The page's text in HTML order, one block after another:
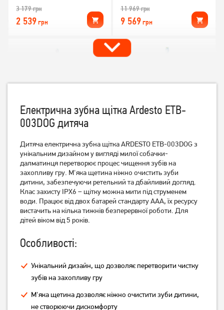
3 179грн
2 539грн
11 969грн
9 569грн
Зубна щітка Philips Sonicare
For Kids HX6322/04
3 179грн
2 539грн
Зубна щітка Philips Sonicare
DiamondClean 9000
HX9911/84
11 969грн
9 569грн
Зубна щітка Philips Sonicare
Електрична зубна щітка Ardesto ETB-
003DOG дитяча
Дитяча електрична зубна щітка ARDESTO ETB-003DOG з
унікальним дизайном у вигляді милої собачки-
далматинця перетворює процес чищення зубів на
захопливу гру. М'яка щетина ніжно очистить зуби
дитини, забезпечуючи ретельний та дбайливий догляд.
Клас захисту IPX6 – щітку можна мити під струменем
води. Працює від двох батарей стандарту ААА, їх ресурсу
вистачить на кілька тижнів безперервної роботи. Для
дітей віком від 5 років.
Особливості:
Унікальний дизайн, що дозволяє перетворити чистку
зубів на захопливу гру
М'яка щетина дозволяє ніжно очистити зуби дитини,
не створюючи дискомфорту